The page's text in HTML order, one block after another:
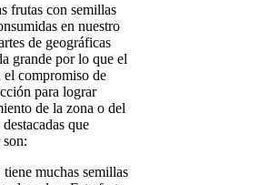
frutas con semillas
en nuestro
de geográficas
grande por lo que el
el compromiso de
para lograr
de la zona o del
que
muchas semillas